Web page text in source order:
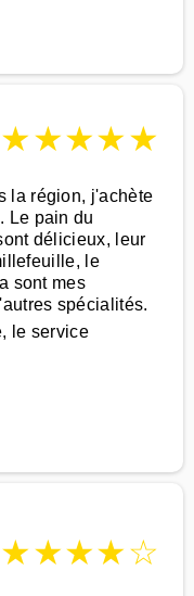
★★★★★
la région, j'achète
Le pain du
délicieux, leur
le
sont mes
spécialités.
le service
★★★★☆